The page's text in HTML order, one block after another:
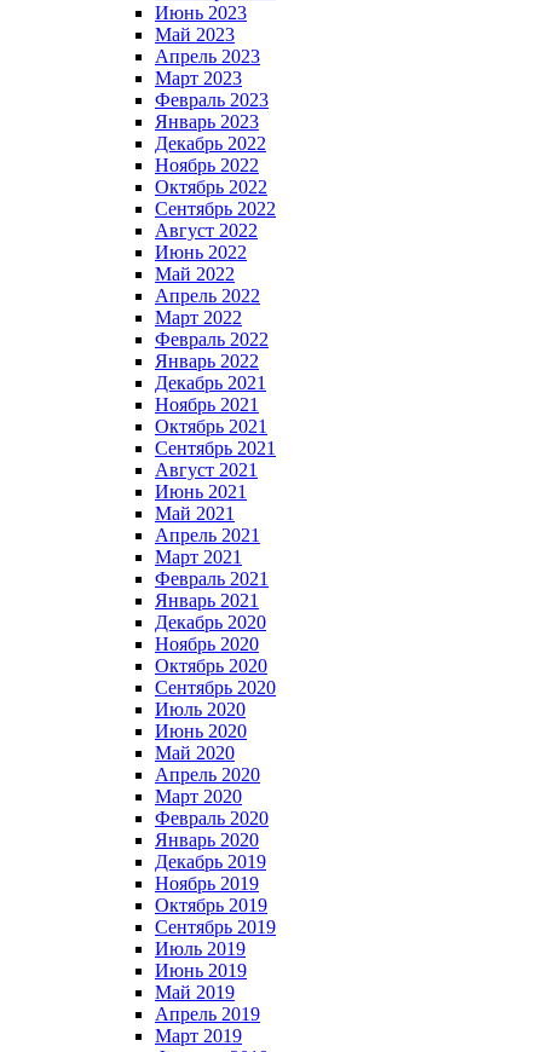
Июнь 2023
Май 2023
Апрель 2023
Март 2023
Февраль 2023
Январь 2023
Декабрь 2022
Ноябрь 2022
Октябрь 2022
Сентябрь 2022
Август 2022
Июнь 2022
Май 2022
Апрель 2022
Март 2022
Февраль 2022
Январь 2022
Декабрь 2021
Ноябрь 2021
Октябрь 2021
Сентябрь 2021
Август 2021
Июнь 2021
Май 2021
Апрель 2021
Март 2021
Февраль 2021
Январь 2021
Декабрь 2020
Ноябрь 2020
Октябрь 2020
Сентябрь 2020
Июль 2020
Июнь 2020
Май 2020
Апрель 2020
Март 2020
Февраль 2020
Январь 2020
Декабрь 2019
Ноябрь 2019
Октябрь 2019
Сентябрь 2019
Июль 2019
Июнь 2019
Май 2019
Апрель 2019
Март 2019